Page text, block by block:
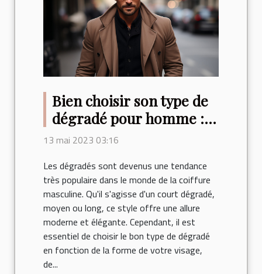
Bien choisir son type de
dégradé pour homme :
Conseils et idées de
13 mai 2023 03:16
Les dégradés sont devenus une tendance
très populaire dans le monde de la coiffure
masculine. Qu'il s'agisse d'un court dégradé,
moyen ou long, ce style offre une allure
moderne et élégante. Cependant, il est
essentiel de choisir le bon type de dégradé
en fonction de la forme de votre visage,
de...